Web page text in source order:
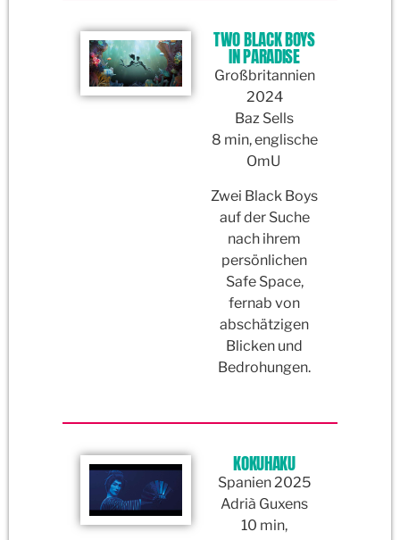
TWO BLACK BOYS
IN PARADISE
Großbritannien
2024
Baz Sells
8 min, englische
OmU
Zwei Black Boys
auf der Suche
nach ihrem
persönlichen
Safe Space,
fernab von
abschätzigen
Blicken und
Bedrohungen.
KOKUHAKU
Spanien 2025
Adrià Guxens
10 min,